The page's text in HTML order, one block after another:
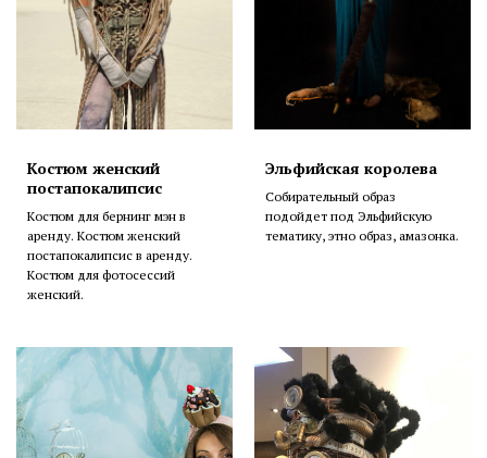
Костюм женский
постапокалипсис
Костюм для бернинг мэн в
аренду. Костюм женский
постапокалипсис в аренду.
Костюм для фотосессий
женский.
Эльфийская королева
Собирательный образ
подойдет под Эльфийскую
тематику, этно образ, амазонка.